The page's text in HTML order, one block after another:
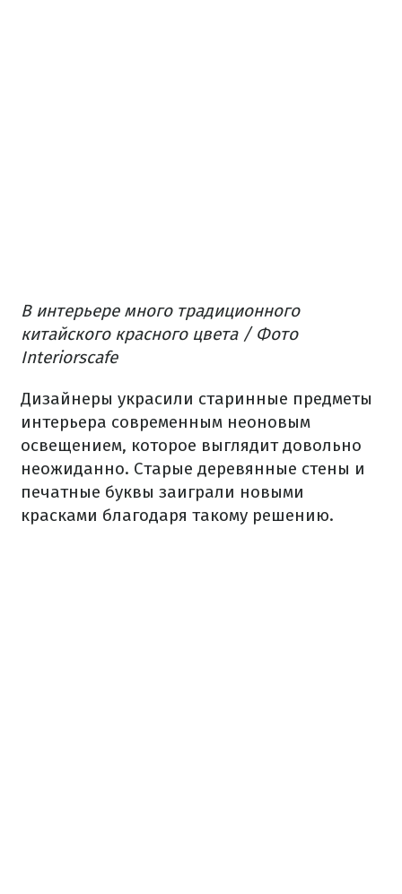
В интерьере много традиционного
китайского красного цвета / Фото
Interiorscafe
Дизайнеры украсили старинные предметы
интерьера современным неоновым
освещением, которое выглядит довольно
неожиданно. Старые деревянные стены и
печатные буквы заиграли новыми
красками благодаря такому решению.